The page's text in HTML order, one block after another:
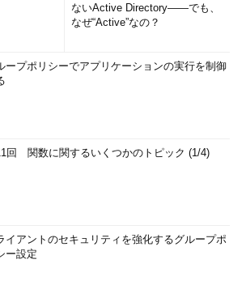
ないActive Directory――でも、
なぜ“Active”なの？
ープポリシーでアプリケーションの実行を制御
回 関数に関するいくつかのトピック (1/4)
イアントのセキュリティを強化するグループポ
ー設定